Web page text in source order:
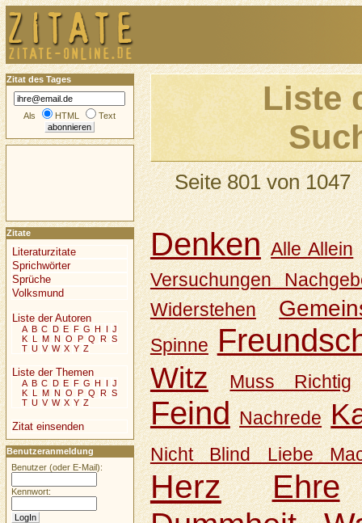
Liste
Seite 801 von 1047
Denken Alle Allein
Versuchungen
Widerstehen
Spinne
Witz Muss Richtig
Feind Nachrede
Nicht Blind Liebe
Herz
Ehre
Zitat des Tages
Als HTML Text
Zitate
Literaturzitate
Sprichwörter
Sprüche
Volksmund
Liste der Autoren
A B C D E F G H I J
K L M N O P Q R S
T U V W X Y Z
Liste der Themen
A B C D E F G H I J
K L M N O P Q R S
T U V W X Y Z
Zitat einsenden
Benutzeranmeldung
Benutzer (oder E-Mail):
Kennwort: